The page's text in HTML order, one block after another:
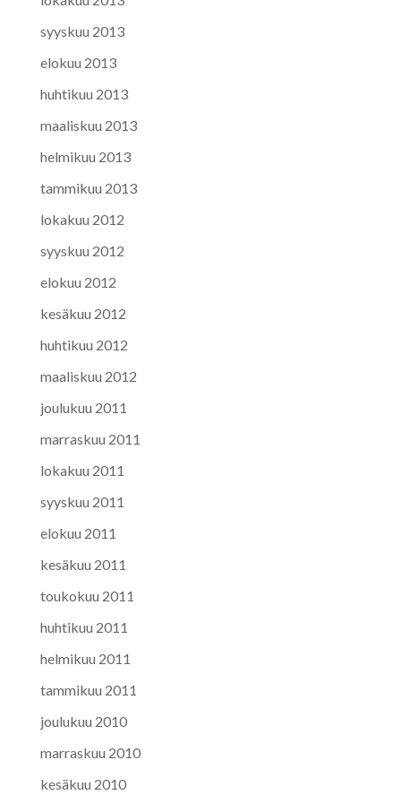
syyskuu 2013
elokuu 2013
huhtikuu 2013
maaliskuu 2013
helmikuu 2013
tammikuu 2013
lokakuu 2012
syyskuu 2012
elokuu 2012
kesäkuu 2012
huhtikuu 2012
maaliskuu 2012
joulukuu 2011
marraskuu 2011
lokakuu 2011
syyskuu 2011
elokuu 2011
kesäkuu 2011
toukokuu 2011
huhtikuu 2011
helmikuu 2011
tammikuu 2011
joulukuu 2010
marraskuu 2010
kesäkuu 2010